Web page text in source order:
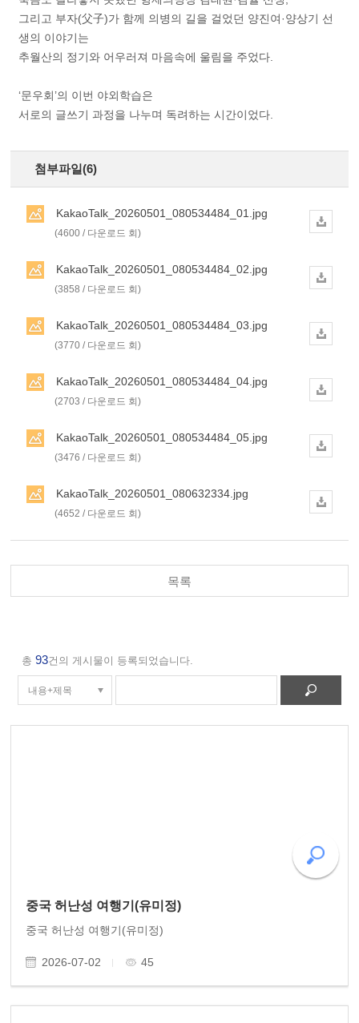
그리고 부자(父子)가 함께 의병의 길을 걸었던 양진여·양상기 선
생의 이야기는
추월산의 정기와 어우러져 마음속에 울림을 주었다.
‘문우회’의 이번 야외학습은
서로의 글쓰기 과정을 나누며 독려하는 시간이었다.
첨부파일(6)
KakaoTalk_20260501_080534484_01.jpg
(4600 / 다운로드 회)
KakaoTalk_20260501_080534484_02.jpg
(3858 / 다운로드 회)
KakaoTalk_20260501_080534484_03.jpg
(3770 / 다운로드 회)
KakaoTalk_20260501_080534484_04.jpg
(2703 / 다운로드 회)
KakaoTalk_20260501_080534484_05.jpg
(3476 / 다운로드 회)
KakaoTalk_20260501_080632334.jpg
(4652 / 다운로드 회)
목록
총93건의 게시물이 등록되었습니다.
중국 허난성 여행기(유미정)
중국 허난성 여행기(유미정)
2026-07-02 45